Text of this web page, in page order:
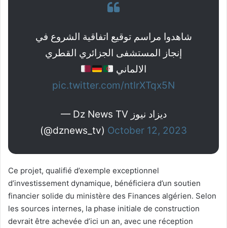
شاهدوا مراسم توقيع اتفاقية الشروع في
إنجاز المستشفى الجزائري القطري
الالماني
pic.twitter.com/ntIrXTqx5N
— Dz News TV ديزاد نيوز
(@dznews_tv) October 12, 2023
Ce projet, qualifié d’exemple exceptionnel
d’investissement dynamique, bénéficiera d’un soutien
financier solide du ministère des Finances algérien. Selon
les sources internes, la phase initiale de construction
devrait être achevée d’ici un an, avec une réception